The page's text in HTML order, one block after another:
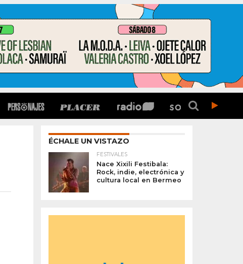
ÉCHALE UN VISTAZO
FESTIVALES
Nace Xixili Festibala:
Rock, indie, electrónica y
cultura local en Bermeo